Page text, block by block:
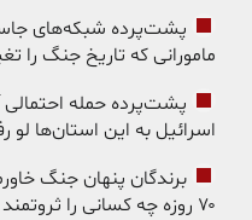
پشت‌پرده شبکه‌های
مامورانی که تاریخ جنگ را
پشت‌پرده حمله احتمالی
اسرائیل به این استان‌ها لو
برندگان پنهان جنگ
۷۰ روزه چه کسانی را ثروتمند کرد؟